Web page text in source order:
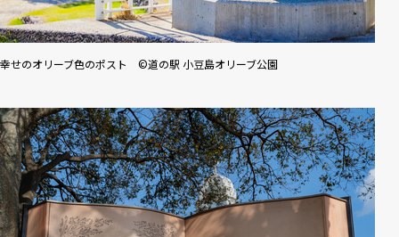
幸せのオリーブ色のポスト ©道の駅 小豆島オリーブ公園